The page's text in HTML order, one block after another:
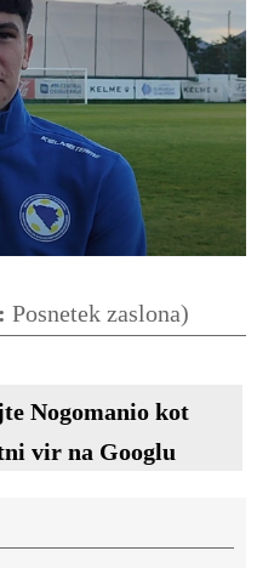
Posnetek zaslona)
Nogomanio kot
vir na Googlu